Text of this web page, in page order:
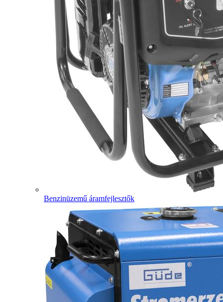
Benzinüzemű áramfejlesztők